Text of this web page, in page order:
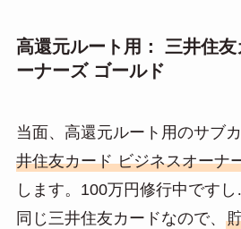
高還元ルート用： 三井住
ーナーズ ゴールド
当面、高還元ルート用のサブ
井住友カード ビジネスオーナ
します。100万円修行中です
同じ三井住友カードなので、